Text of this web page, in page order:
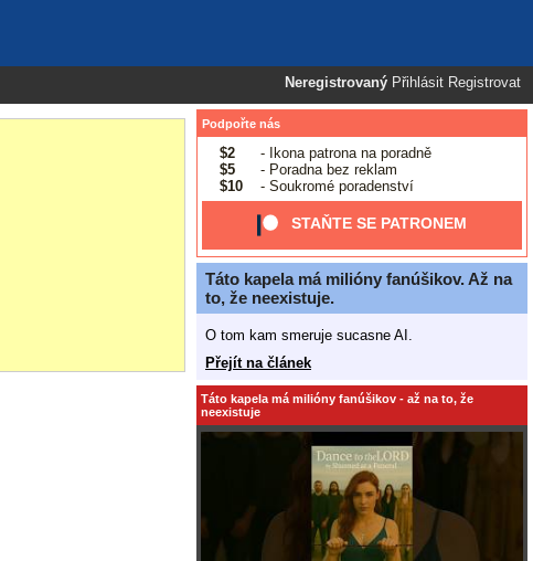
Neregistrovaný Přihlásit Registrovat
Podpořte nás
$2
- Ikona patrona na poradně
$5
- Poradna bez reklam
$10
- Soukromé poradenství
STAŇTE SE PATRONEM
Táto kapela má milióny fanúšikov. Až na
to, že neexistuje.
O tom kam smeruje sucasne AI.
Přejít na článek
Táto kapela má milióny fanúšikov - až na to, že
neexistuje